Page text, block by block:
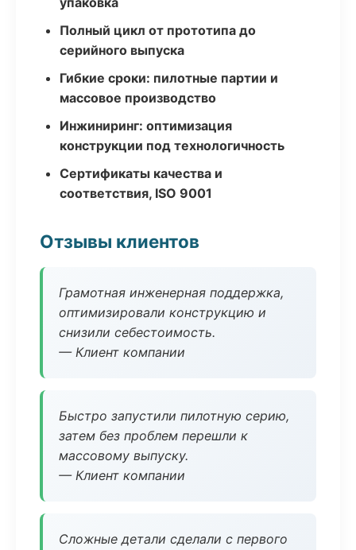
Полный цикл от прототипа до
серийного выпуска
Гибкие сроки: пилотные партии и
массовое производство
Инжиниринг: оптимизация
конструкции под технологичность
Сертификаты качества и
соответствия, ISO 9001
Отзывы клиентов
Грамотная инженерная поддержка,
оптимизировали конструкцию и
снизили себестоимость.
— Клиент компании
Быстро запустили пилотную серию,
затем без проблем перешли к
массовому выпуску.
— Клиент компании
Сложные детали сделали с первого